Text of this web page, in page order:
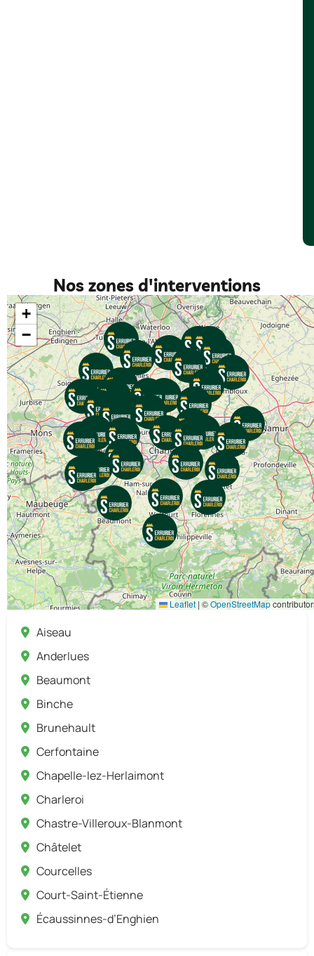
Nos zones d'interventions
+
−
Leaflet | ©OpenStreetMap
Aiseau
Anderlues
Beaumont
Binche
Brunehault
Cerfontaine
Chapelle-lez-Herlaimont
Charleroi
Chastre-Villeroux-Blanmont
Châtelet
Courcelles
Court-Saint-Étienne
Écaussinnes-d’Enghien